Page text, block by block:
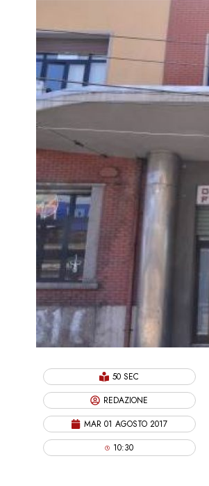
50 SEC
REDAZIONE
MAR 01 AGOSTO 2017
10:30